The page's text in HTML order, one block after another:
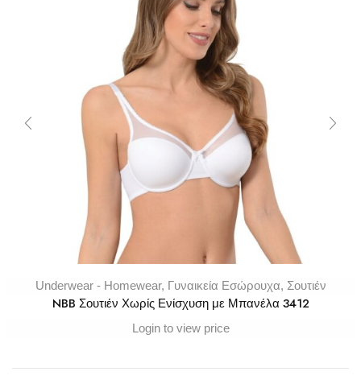
Underwear - Homewear, Γυναικεία Εσώρουχα, Σουτιέν
NBB Σουτιέν Χωρίς Ενίσχυση με Μπανέλα 3412
Login to view price